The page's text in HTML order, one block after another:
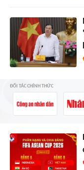
ĐỐI TÁC CHÍNH THỨC